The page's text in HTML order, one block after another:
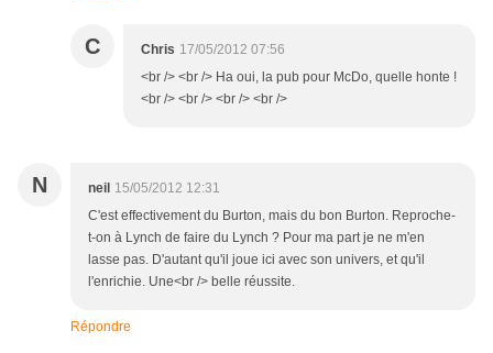
C Chris 17/05/2012 07:56
<br /> <br /> Ha oui, la pub pour McDo, quelle honte !
<br /> <br /> <br /> <br />
N neil 15/05/2012 12:31
C'est effectivement du Burton, mais du bon Burton. Reproche-
t-on à Lynch de faire du Lynch ? Pour ma part je ne m'en
lasse pas. D'autant qu'il joue ici avec son univers, et qu'il
l'enrichie. Une<br /> belle réussite.
Répondre